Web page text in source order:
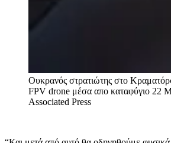
Ουκρανός στρατιώτης στο
FPV drone μέσα απο καταφύγιο 22
Associated Press